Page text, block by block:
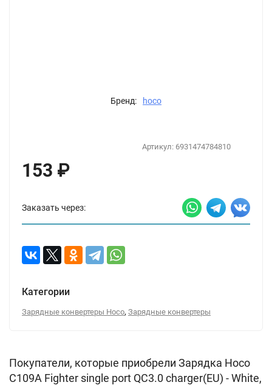
Бренд: hoco
Артикул: 6931474784810
153 ₽
Заказать через:
Категории
Зарядные конвертеры Hoco, Зарядные конвертеры
Покупатели, которые приобрели Зарядка Hoco
C109A Fighter single port QC3.0 charger(EU) - White,